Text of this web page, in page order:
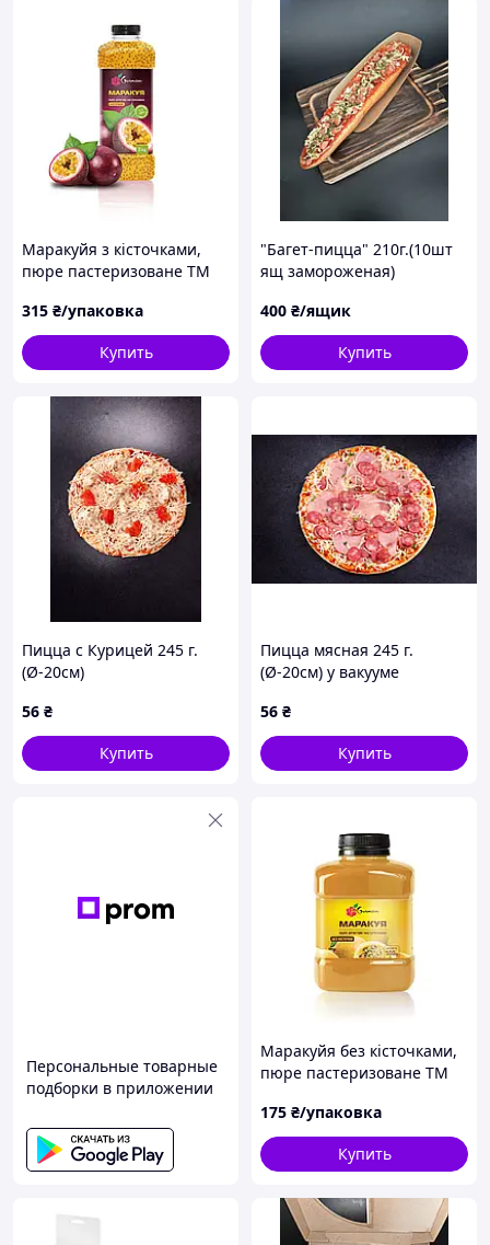
Маракуйя з кісточками,
пюре пастеризоване ТМ
315 ₴/упаковка
Купить
"Багет-пицца" 210г.(10шт
ящ замороженая)
400 ₴/ящик
Купить
Пицца с Курицей 245 г.
(Ø-20см)
56 ₴
Купить
Пицца мясная 245 г.
(Ø-20см) у вакууме
56 ₴
Купить
Персональные товарные
подборки в приложении
Маракуйя без кісточками,
пюре пастеризоване ТМ
175 ₴/упаковка
Купить